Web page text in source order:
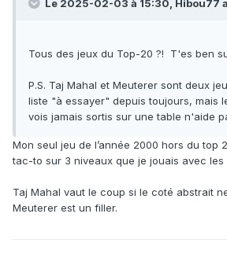
Le 2025-02-03 à 15:30, Hibou77
Tous des jeux du Top-20 ?! T'es ben
P.S. Taj Mahal et Meuterer sont deux
liste "à essayer" depuis toujours, mais
vois jamais sortis sur une table n'aide
Mon seul jeu de l’année 2000 hors du top
tac-to sur 3 niveaux que je jouais avec les
Taj Mahal vaut le coup si le coté abstrait
Meuterer est un filler.